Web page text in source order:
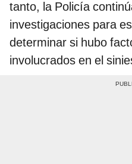
tanto, la Policía
investigaciones para
determinar si hubo
involucrados en el